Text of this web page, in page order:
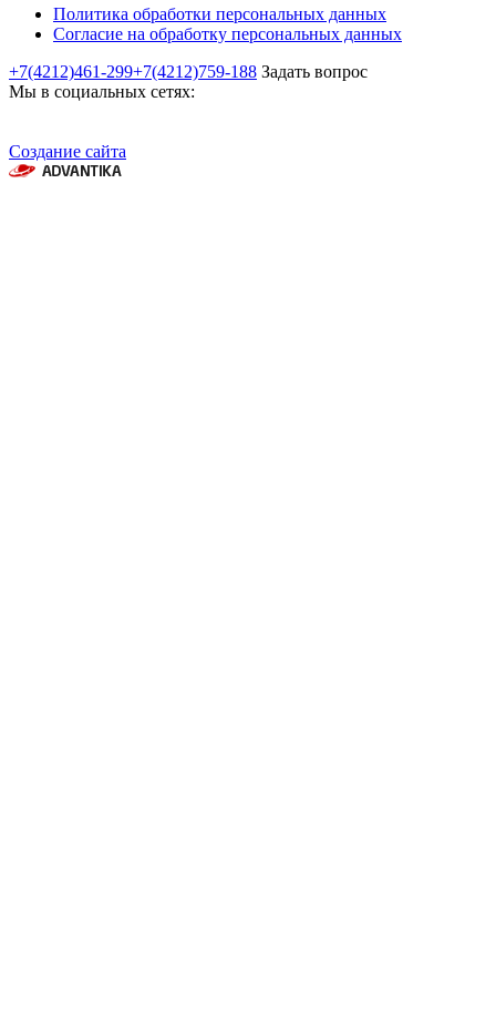
Политика обработки персональных данных
Согласие на обработку персональных данных
+7(4212)461-299+7(4212)759-188 Задать вопрос
Мы в социальных сетях:
Создание сайта